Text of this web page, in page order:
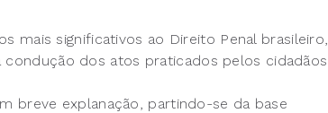
mais significativos ao Direito Penal brasileiro,
dos atos praticados pelos cidadãos
breve explanação, partindo-se da base